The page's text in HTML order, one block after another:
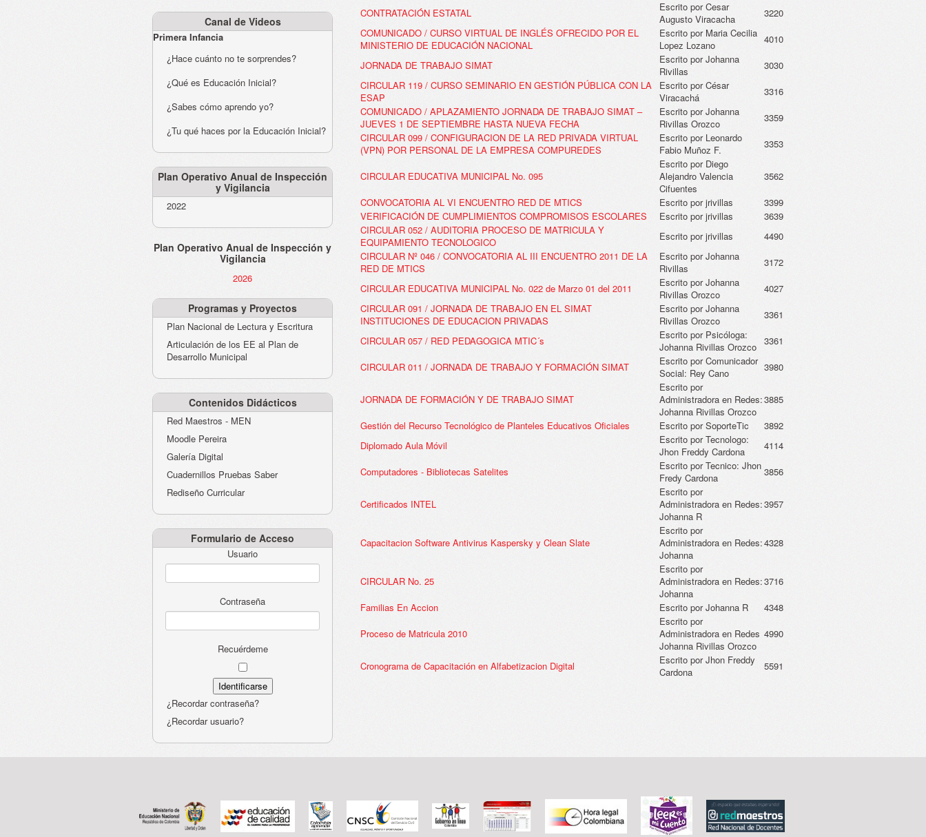
Canal de Videos
Primera Infancia
¿Hace cuánto no te sorprendes?
¿Qué es Educación Inicial?
¿Sabes cómo aprendo yo?
¿Tu qué haces por la Educación Inicial?
Plan Operativo Anual de Inspección
y Vigilancia
2022
Plan Operativo Anual de Inspección y
Vigilancia
2026
Programas y Proyectos
Plan Nacional de Lectura y Escritura
Articulación de los EE al Plan de
Desarrollo Municipal
Contenidos Didácticos
Red Maestros - MEN
Moodle Pereira
Galería Digital
Cuadernillos Pruebas Saber
Rediseño Curricular
Formulario de Acceso
Usuario
Contraseña
Recuérdeme
¿Recordar contraseña?
¿Recordar usuario?
CONTRATACIÓN ESTATAL
Escrito por Cesar
Augusto Viracacha
3220
COMUNICADO / CURSO VIRTUAL DE INGLÉS OFRECIDO POR EL
MINISTERIO DE EDUCACIÓN NACIONAL
Escrito por Maria Cecilia
Lopez Lozano
4010
JORNADA DE TRABAJO SIMAT
Escrito por Johanna
Rivillas
3030
CIRCULAR 119 / CURSO SEMINARIO EN GESTIÓN PÚBLICA CON LA
ESAP
Escrito por César
Viracachá
3316
COMUNICADO / APLAZAMIENTO JORNADA DE TRABAJO SIMAT –
JUEVES 1 DE SEPTIEMBRE HASTA NUEVA FECHA
Escrito por Johanna
Rivillas Orozco
3359
CIRCULAR 099 / CONFIGURACION DE LA RED PRIVADA VIRTUAL
(VPN) POR PERSONAL DE LA EMPRESA COMPUREDES
Escrito por Leonardo
Fabio Muñoz F.
3353
CIRCULAR EDUCATIVA MUNICIPAL No. 095
Escrito por Diego
Alejandro Valencia
Cifuentes
3562
CONVOCATORIA AL VI ENCUENTRO RED DE MTICS
Escrito por jrivillas
3399
VERIFICACIÓN DE CUMPLIMIENTOS COMPROMISOS ESCOLARES
Escrito por jrivillas
3639
CIRCULAR 052 / AUDITORIA PROCESO DE MATRICULA Y
EQUIPAMIENTO TECNOLOGICO
Escrito por jrivillas
4490
CIRCULAR Nº 046 / CONVOCATORIA AL III ENCUENTRO 2011 DE LA
RED DE MTICS
Escrito por Johanna
Rivillas
3172
CIRCULAR EDUCATIVA MUNICIPAL No. 022 de Marzo 01 del 2011
Escrito por Johanna
Rivillas Orozco
4027
CIRCULAR 091 / JORNADA DE TRABAJO EN EL SIMAT
INSTITUCIONES DE EDUCACION PRIVADAS
Escrito por Johanna
Rivillas Orozco
3361
CIRCULAR 057 / RED PEDAGOGICA MTIC´s
Escrito por Psicóloga:
Johanna Rivillas Orozco 3361
CIRCULAR 011 / JORNADA DE TRABAJO Y FORMACIÓN SIMAT
Escrito por Comunicador
Social: Rey Cano
3980
JORNADA DE FORMACIÓN Y DE TRABAJO SIMAT
Escrito por
Administradora en Redes:
Johanna Rivillas Orozco
3885
Gestión del Recurso Tecnológico de Planteles Educativos Oficiales
Escrito por SoporteTic
3892
Diplomado Aula Móvil
Escrito por Tecnologo:
Jhon Freddy Cardona
4114
Computadores - Bibliotecas Satelites
Escrito por Tecnico: Jhon
Fredy Cardona
3856
Certificados INTEL
Escrito por
Administradora en Redes:
Johanna R
3957
Capacitacion Software Antivirus Kaspersky y Clean Slate
Escrito por
Administradora en Redes:
Johanna
4328
CIRCULAR No. 25
Escrito por
Administradora en Redes:
Johanna
3716
Familias En Accion
Escrito por Johanna R
4348
Proceso de Matricula 2010
Escrito por
Administradora en Redes
Johanna Rivillas Orozco
4990
Cronograma de Capacitación en Alfabetizacion Digital
Escrito por Jhon Freddy
Cardona
5591